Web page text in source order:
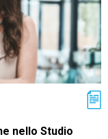
nello Studio